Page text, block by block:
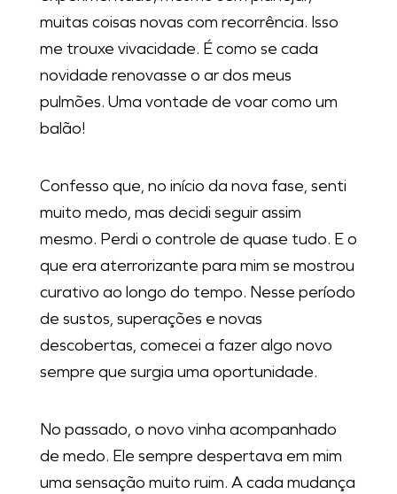
muitas coisas novas com recorrência. Isso
me trouxe vivacidade. É como se cada
novidade renovasse o ar dos meus
pulmões. Uma vontade de voar como um
balão!
Confesso que, no início da nova fase, senti
muito medo, mas decidi seguir assim
mesmo. Perdi o controle de quase tudo. E o
que era aterrorizante para mim se mostrou
curativo ao longo do tempo. Nesse período
de sustos, superações e novas
descobertas, comecei a fazer algo novo
sempre que surgia uma oportunidade.
No passado, o novo vinha acompanhado
de medo. Ele sempre despertava em mim
uma sensação muito ruim. A cada mudança